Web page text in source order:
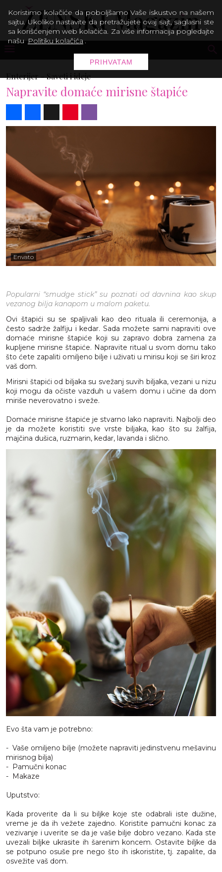
Enterijer -Saveti i ideje
Napravite domaće mirisne štapiće
Envato
Popularni “smudge stick” su poznati od davnina kao skup
vezanog bilja kanapom u malom paketu.
Ovi štapići su se spaljivali kao deo rituala ili ceremonija, a
često sadrže žalfiju i kedar. Sada možete sami napraviti ove
domaće mirisne štapiće koji su zapravo dobra zamena za
kupljene mirisne štapiće. Napravite ritual u svom domu tako
što ćete zapaliti omiljeno bilje i uživati u mirisu koji se širi kroz
vaš dom.
Mirisni štapići od biljaka su svežanj suvih biljaka, vezani u nizu
koji mogu da očiste vazduh u vašem domu i učine da dom
miriše neverovatno i sveže.
Domaće mirisne štapiće je stvarno lako napraviti. Najbolji deo
je da možete koristiti sve vrste biljaka, kao što su žalfija,
majčina dušica, ruzmarin, kedar, lavanda i slično.
Evo šta vam je potrebno:
- Vaše omiljeno bilje (možete napraviti jedinstvenu mešavinu
mirisnog bilja)
- Pamučni konac
- Makaze
Uputstvo:
Kada proverite da li su biljke koje ste odabrali iste dužine,
vreme je da ih vežete zajedno. Koristite pamučni konac za
vezivanje i uverite se da je vaše bilje dobro vezano. Kada ste
uvezali biljke ukrasite ih šarenim koncem. Ostavite biljke da
se potpuno osuše pre nego što ih iskoristite, tj. zapalite, da
osvežite vaš dom.
Koristimo kolačiće da poboljšamo Vaše iskustvo na našem
sajtu. Ukoliko nastavite da pretražujete ovaj sajt, saglasni ste
sa korišćenjem web kolačića. Za više informacija pogledajte
našu Politiku kolačića .
PRIHVATAM